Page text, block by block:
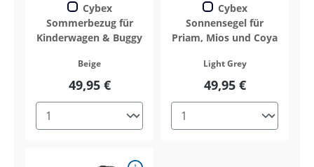
Cybex
Sommerbezug für
Kinderwagen & Buggy
Beige
49,95 €
Cybex
Sonnensegel für
Priam, Mios und Coya
Light Grey
49,95 €